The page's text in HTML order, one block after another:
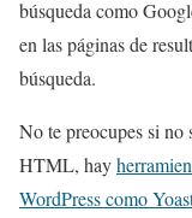
búsqueda como
en las páginas de
búsqueda.
No te preocupes si no
HTML, hay
WordPress como